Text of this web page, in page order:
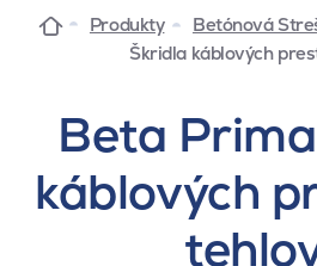
Produkty Betónová
Škridla káblových
Beta
káblových